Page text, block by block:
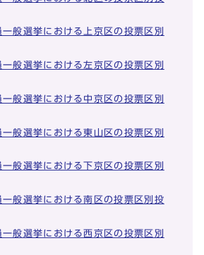
般選挙における上京区の投票区別
般選挙における左京区の投票区別
般選挙における中京区の投票区別
般選挙における東山区の投票区別
般選挙における下京区の投票区別
般選挙における南区の投票区別投
般選挙における西京区の投票区別